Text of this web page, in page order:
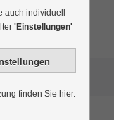
individuell
'Einstellungen'
finden Sie hier.